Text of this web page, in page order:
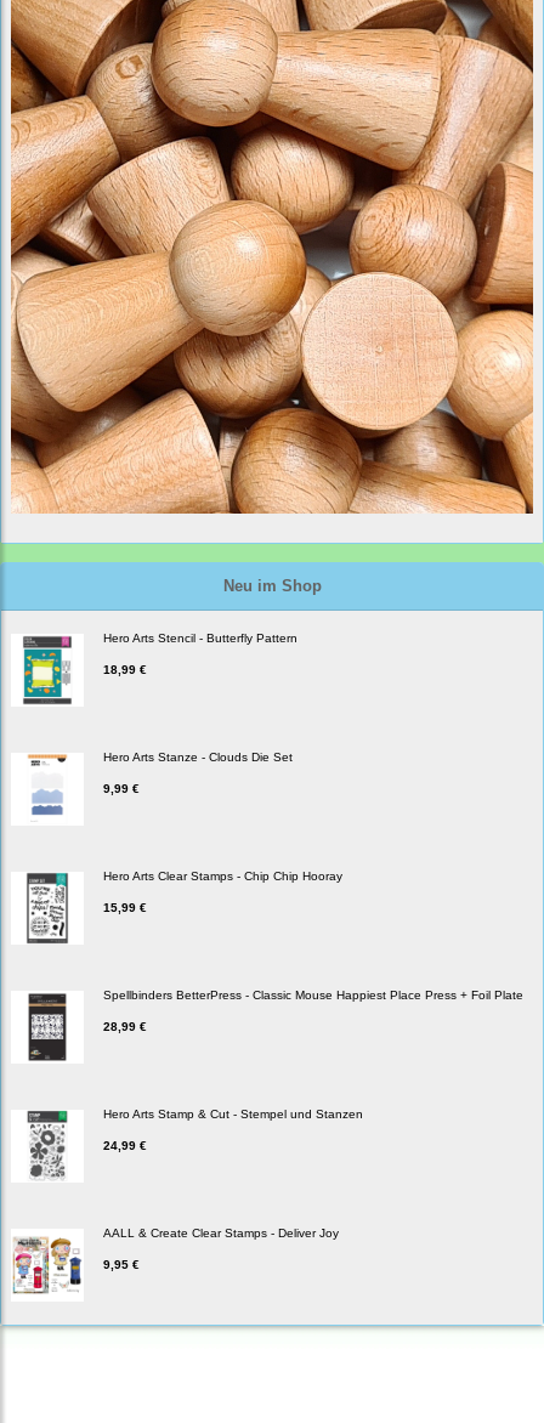
Neu im Shop
Hero Arts Stencil - Butterfly Pattern
18,99 €
Hero Arts Stanze - Clouds Die Set
9,99 €
Hero Arts Clear Stamps - Chip Chip Hooray
15,99 €
Spellbinders BetterPress - Classic Mouse Happiest Place Press + Foil Plate
28,99 €
Hero Arts Stamp & Cut - Stempel und Stanzen
24,99 €
AALL & Create Clear Stamps - Deliver Joy
9,95 €